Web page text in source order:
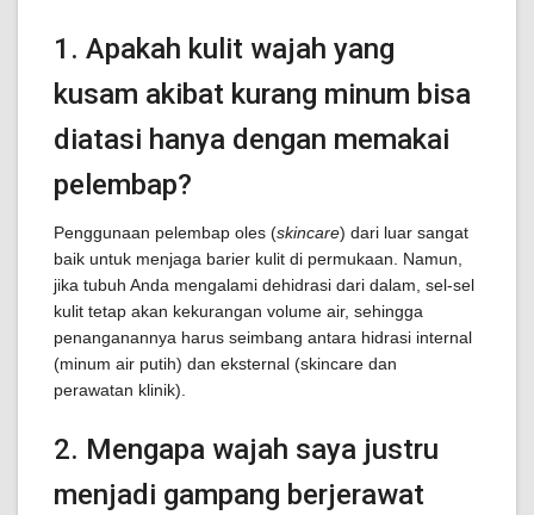
1. Apakah kulit wajah yang
kusam akibat kurang minum bisa
diatasi hanya dengan memakai
pelembap?
Penggunaan pelembap oles (skincare) dari luar sangat
baik untuk menjaga barier kulit di permukaan. Namun,
jika tubuh Anda mengalami dehidrasi dari dalam, sel-sel
kulit tetap akan kekurangan volume air, sehingga
penanganannya harus seimbang antara hidrasi internal
(minum air putih) dan eksternal (skincare dan
perawatan klinik).
2. Mengapa wajah saya justru
menjadi gampang berjerawat